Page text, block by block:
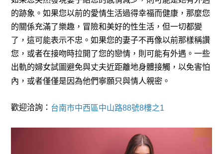
的跡象。如果您以前的愛情生活過得幸福而健康，那麼您
的關係充滿了樂趣，冒險和美好的性生活，但一切都變
了，這可能表示不忠。如果您的妻子不再像以前那樣稱讚
您，或者在接吻時拉開了您的戀情，則可能有外遇。一些
出軌的婦女試圖避免與丈夫近距離地身體接觸，以免害怕
內，或者僅僅是因為他們寧願只與情人親密。
歡迎洽詢： 台南市中西區中山路88號8樓之1